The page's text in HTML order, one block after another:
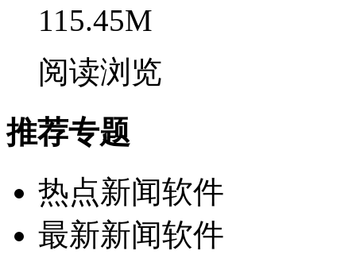
115.45M
阅读浏览
推荐专题
热点新闻软件
最新新闻软件